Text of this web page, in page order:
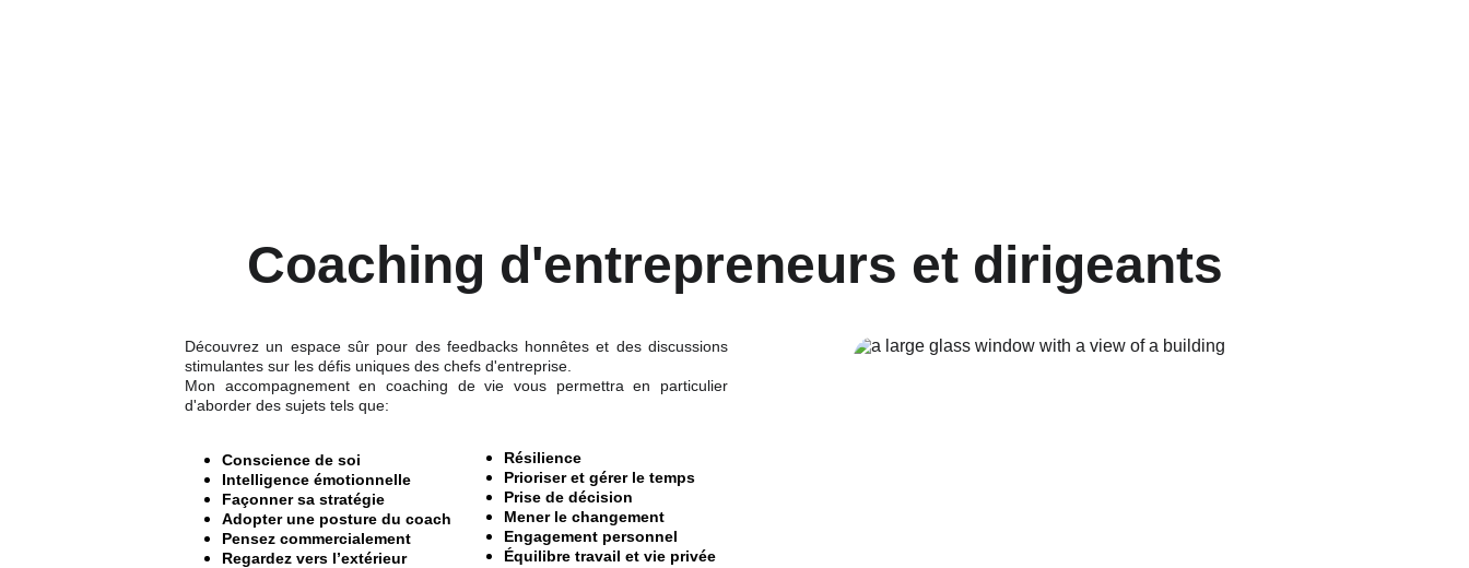
Coaching d'entrepreneurs et dirigeants
Découvrez un espace sûr pour des feedbacks honnêtes et des discussions
stimulantes sur les défis uniques des chefs d'entreprise.
Mon accompagnement en coaching de vie vous permettra en particulier
d'aborder des sujets tels que:
Conscience de soi
Intelligence émotionnelle
Façonner sa stratégie
Adopter une posture du coach
Pensez commercialement
Regardez vers l’extérieur
Résilience
Prioriser et gérer le temps
Prise de décision
Mener le changement
Engagement personnel
Équilibre travail et vie privée